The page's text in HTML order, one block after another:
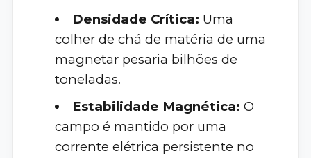
Densidade Crítica: Uma
colher de chá de matéria de uma
magnetar pesaria bilhões de
toneladas.
Estabilidade Magnética: O
campo é mantido por uma
corrente elétrica persistente no